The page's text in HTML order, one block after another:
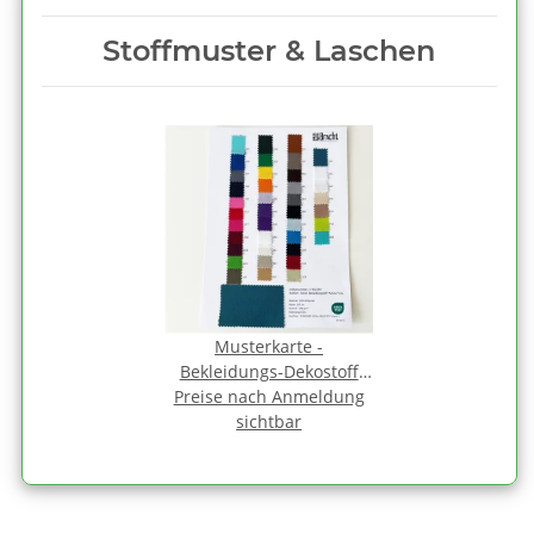
Stoffmuster & Laschen
Musterkarte -
Bekleidungs-Dekostoff
Uni
Preise nach Anmeldung
sichtbar